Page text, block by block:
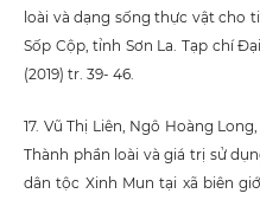
loài và dạng sống thực vật cho
Sốp Cộp, tỉnh Sơn La. Tạp chí
(2019) tr. 39- 46.
17. Vũ Thị Liên, Ngô Hoàng
Thành phần loài và giá trị sử
dân tộc Xinh Mun tại xã biên